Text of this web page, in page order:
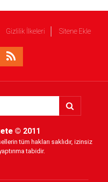
Gizlilik İlkeleri Sitene Ekle
© 2011
tüm hakları saklıdır, izinsiz
tabidir.